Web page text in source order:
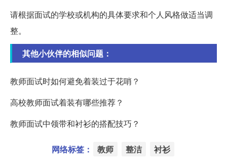
请根据面试的学校或机构的具体要求和个人风格做适当调
整。
其他小伙伴的相似问题：
教师面试时如何避免着装过于花哨？
高校教师面试着装有哪些推荐？
教师面试中领带和衬衫的搭配技巧？
网络标签： 教师 整洁 衬衫